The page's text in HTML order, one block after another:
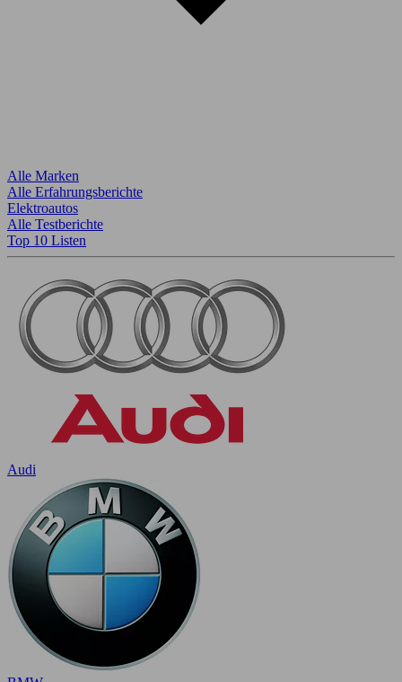
Alle Marken
Alle Erfahrungsberichte
Elektroautos
Alle Testberichte
Top 10 Listen
Audi